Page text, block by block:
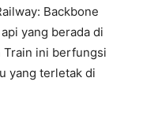
Backbone
yang berada di
Train ini berfungsi
yang terletak di